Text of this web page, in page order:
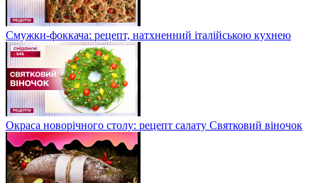
Смужки-фоккача: рецепт, натхненний італійською кухнею
Окраса новорічного столу: рецепт салату Святковий віночок